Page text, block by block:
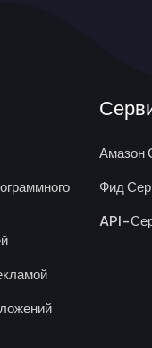
Амазон
Фид
API-